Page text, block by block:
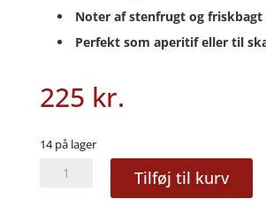
Noter af stenfrugt og friskbagt
Perfekt som aperitif eller til
225 kr.
14 på lager
Riesling
Tilføj til kurv